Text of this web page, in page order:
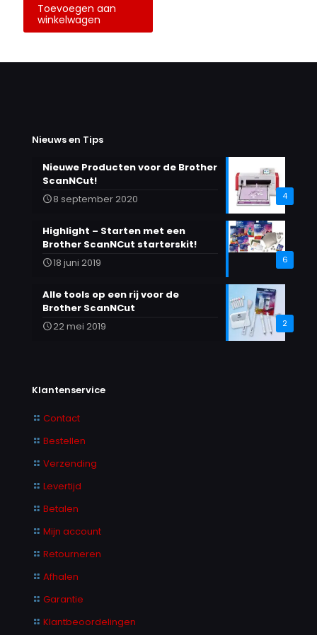
Toevoegen aan
winkelwagen
Nieuws en Tips
4
Nieuwe Producten voor de Brother
ScanNCut!
8 september 2020
6
Highlight – Starten met een
Brother ScanNCut starterskit!
18 juni 2019
2
Alle tools op een rij voor de
Brother ScanNCut
22 mei 2019
Klantenservice
Contact
Bestellen
Verzending
Levertijd
Betalen
Mijn account
Retourneren
Afhalen
Garantie
Klantbeoordelingen